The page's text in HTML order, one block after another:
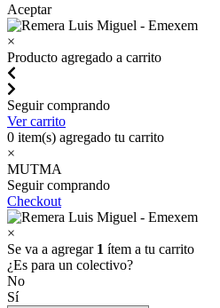
Aceptar
×
Producto agregado a carrito
Seguir comprando
Ver carrito
0 item(s) agregado tu carrito
×
MUTMA
Seguir comprando
Checkout
×
Se va a agregar 1 ítem a tu carrito
¿Es para un colectivo?
No
Sí